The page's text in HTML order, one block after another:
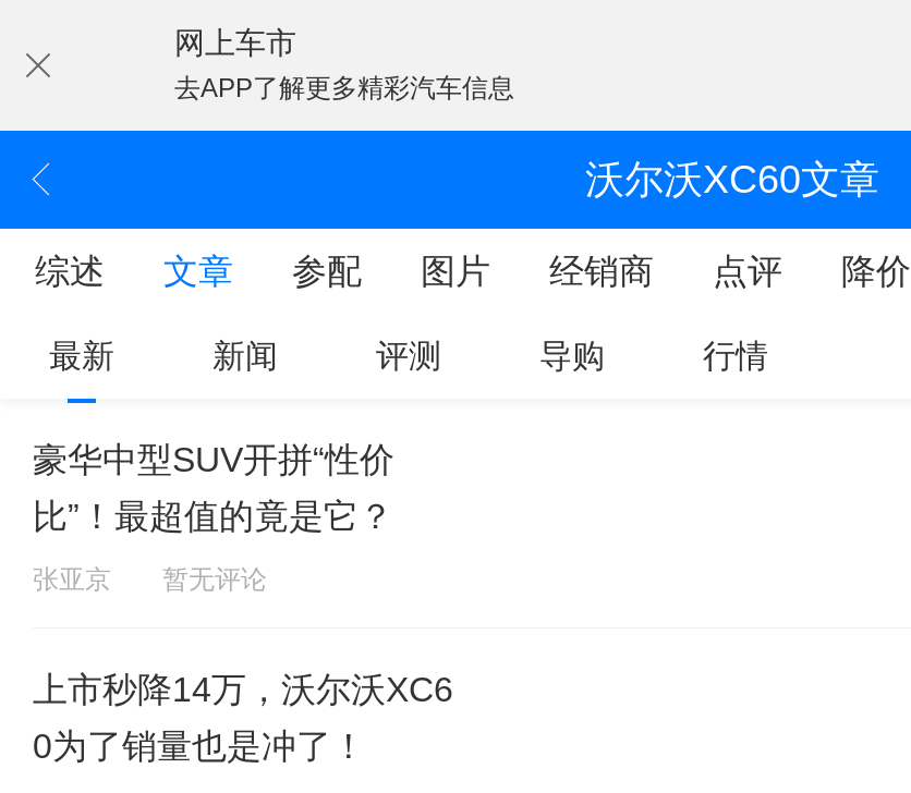
网上车市
去APP了解更多精彩汽车信息
沃尔沃XC60文章
综述 文章 参配 图片 经销商 点评 降价
最新 新闻 评测 导购 行情
豪华中型SUV开拼“性价
比”！最超值的竟是它？
张亚京 暂无评论
上市秒降14万，沃尔沃XC6
0为了销量也是冲了！